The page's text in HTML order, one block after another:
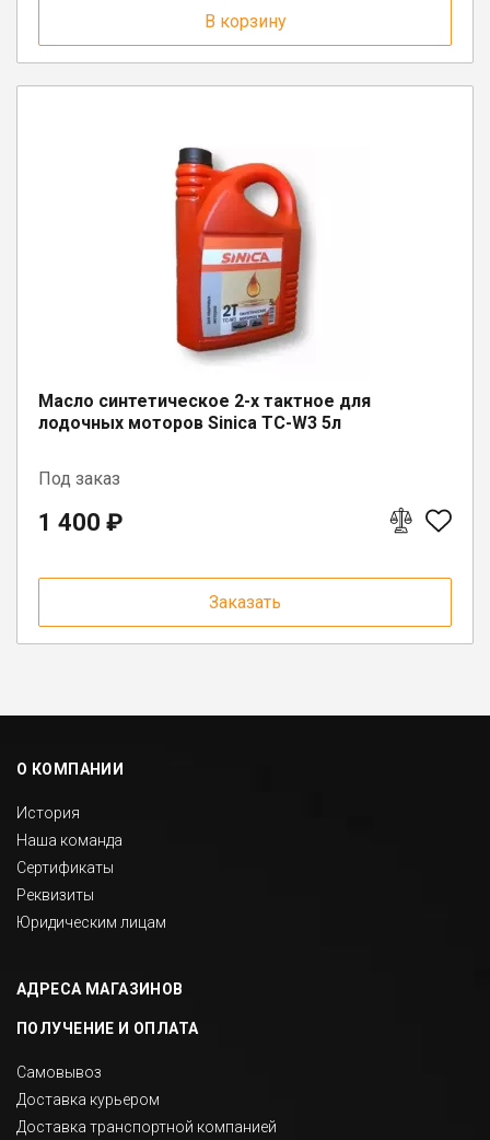
В корзину
Масло синтетическое 2-х тактное для
лодочных моторов Sinica TC-W3 5л
Под заказ
1 400 ₽
Заказать
О КОМПАНИИ
История
Наша команда
Сертификаты
Реквизиты
Юридическим лицам
АДРЕСА МАГАЗИНОВ
ПОЛУЧЕНИЕ И ОПЛАТА
Самовывоз
Доставка курьером
Доставка транспортной компанией